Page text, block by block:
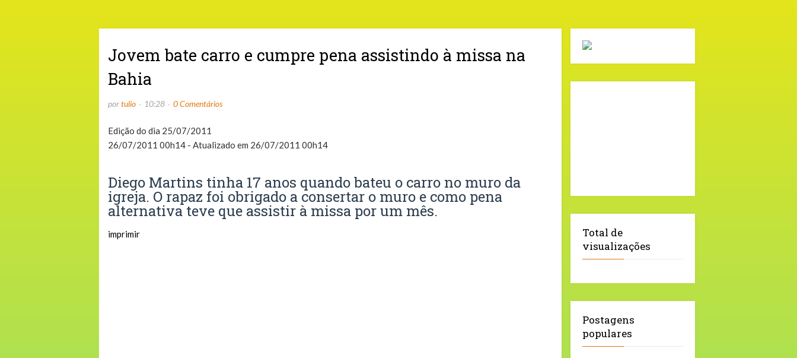
Jovem bate carro e cumpre pena assistindo à missa na
Bahia
portulio 10:28 0 Comentários
Edição do dia 25/07/2011
26/07/2011 00h14 - Atualizado em 26/07/2011 00h14
Diego Martins tinha 17 anos quando bateu o carro no muro da
igreja. O rapaz foi obrigado a consertar o muro e como pena
alternativa teve que assistir à missa por um mês.
imprimir
Total de
visualizações
Postagens
populares